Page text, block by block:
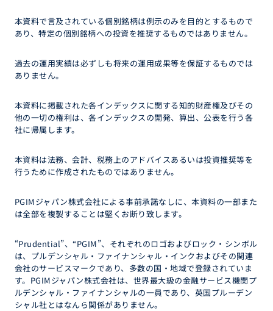
本資料で言及されている個別銘柄は例示のみを目的とするもので
あり、特定の個別銘柄への投資を推奨するものではありません。
過去の運用実績は必ずしも将来の運用成果等を保証するものでは
ありません。
本資料に掲載された各インデックスに関する知的財産権及びその
他の一切の権利は、各インデックスの開発、算出、公表を行う各
社に帰属します。
本資料は法務、会計、税務上のアドバイスあるいは投資推奨等を
行うために作成されたものではありません。
PGIMジャパン株式会社による事前承諾なしに、本資料の一部また
は全部を複製することは堅くお断り致します。
“Prudential”、“PGIM”、それぞれのロゴおよびロック・シンボル
は、プルデンシャル・ファイナンシャル・インクおよびその関連
会社のサービスマークであり、多数の国・地域で登録されていま
す。PGIMジャパン株式会社は、世界最大級の金融サービス機関プ
ルデンシャル・ファイナンシャルの一員であり、英国プルーデン
シャル社とはなんら関係がありません。